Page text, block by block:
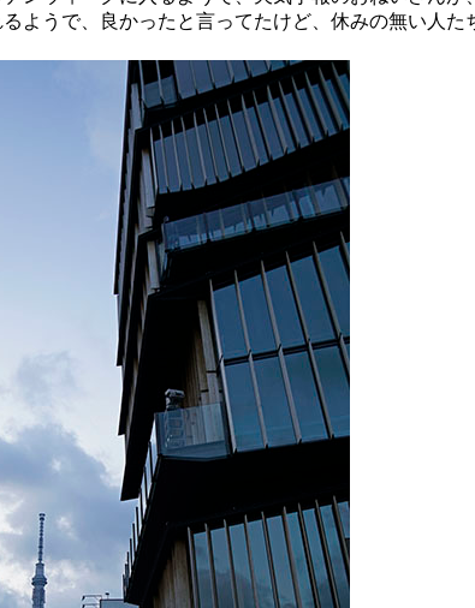
ようで、良かったと言ってたけど、休みの無い人た